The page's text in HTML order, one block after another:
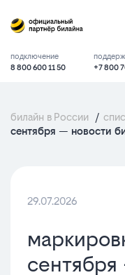
подключение
8 800 600 11 50
+7 800
билайн в России /
сентября — новости
29.07.2026